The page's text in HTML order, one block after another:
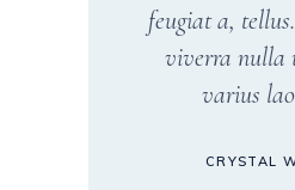
feugiat a,
viverra nulla
varius
CRYSTAL